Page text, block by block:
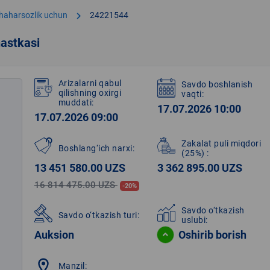
uchun chevron_right 24221544
Arizalarni qabul
qilishning oxirgi
muddati:
17.07.2026 09:00
Savdo boshlanish
vaqti:
17.07.2026 10:00
Boshlang‘ich narxi:
13 451 580.00 UZS
16 814 475.00 UZS -20%
Zakalat puli miqdori
(25%) :
3 362 895.00 UZS
Savdo o‘tkazish turi:
Auksion
Savdo o‘tkazish
uslubi:
Oshirib borish
location_on Manzil: